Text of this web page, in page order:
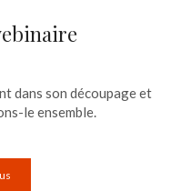
dans son découpage et
le ensemble.